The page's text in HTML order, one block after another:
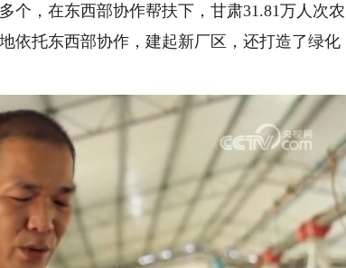
个，在东西部协作帮扶下，甘肃31.81万人次农
依托东西部协作，建起新厂区，还打造了绿化